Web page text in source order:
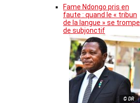
Fame Ndongo pris en
faute : quand le « tribun
de la langue » se trompe
de subjonctif
© DR